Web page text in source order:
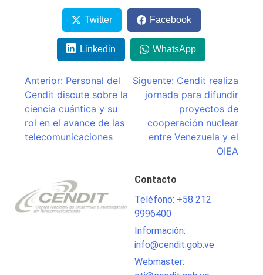
Twitter Facebook
Linkedin WhatsApp
Navegación
de
entradas
Anterior: Personal del
Cendit discute sobre la
ciencia cuántica y su
rol en el avance de las
telecomunicaciones
Siguente: Cendit realiza
jornada para difundir
proyectos de
cooperación nuclear
entre Venezuela y el
OIEA
Contacto
Teléfono: +58 212
9996400
Información:
info@cendit.gob.ve
Webmaster: